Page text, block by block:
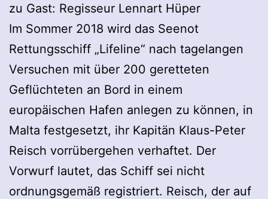
zu Gast: Regisseur Lennart Hüper
Im Sommer 2018 wird das Seenot
Rettungsschiff „Lifeline“ nach tagelangen
Versuchen mit über 200 geretteten
Geflüchteten an Bord in einem
europäischen Hafen anlegen zu können, in
Malta festgesetzt, ihr Kapitän Klaus-Peter
Reisch vorrübergehen verhaftet. Der
Vorwurf lautet, das Schiff sei nicht
ordnungsgemäß registriert. Reisch, der auf